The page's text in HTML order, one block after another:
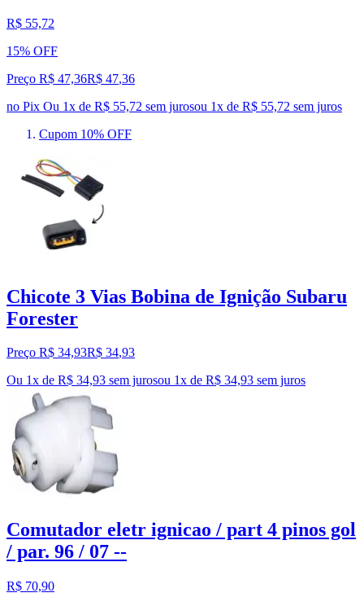
R$ 55,72
15% OFF
Preço R$ 47,36R$ 47,36
no Pix Ou 1x de R$ 55,72 sem jurosou 1x de R$ 55,72 sem juros
Cupom 10% OFF
Chicote 3 Vias Bobina de Ignição Subaru
Forester
Preço R$ 34,93R$ 34,93
Ou 1x de R$ 34,93 sem jurosou 1x de R$ 34,93 sem juros
Comutador eletr ignicao / part 4 pinos gol
/ par. 96 / 07 --
R$ 70,90